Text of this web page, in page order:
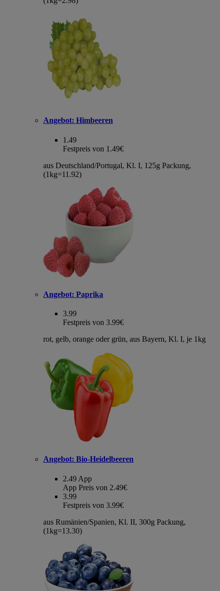
Angebot: Himbeeren
1.49
Festpreis von 1.49€
aus Deutschland/Portugal, Kl. I, 125g Packung,
(1kg=11.92)
Angebot: Paprika
3.99
Festpreis von 3.99€
rot, gelb, orange oder grün, aus Bayern, Kl. I, je 1kg
Angebot: Bio-Heidelbeeren
2.49 App
App Preis von 2.49€
3.99
Festpreis von 3.99€
aus Rumänien/Spanien, Kl. II, 300g Packung,
(1kg=13.30)